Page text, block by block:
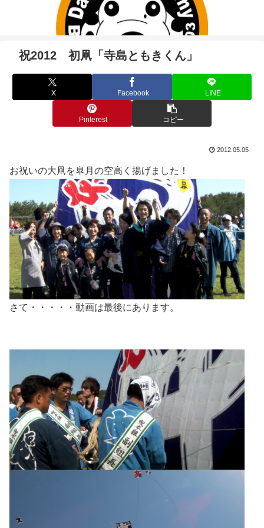
祝2012 初凧「寺島ともきくん」
X Facebook LINE
Pinterest コピー
2012.05.05
お祝いの大凧を皐月の空高く揚げました！
さて・・・・・動画は最後にあります。